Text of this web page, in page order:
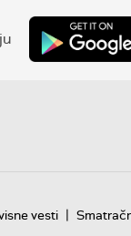
vesti |